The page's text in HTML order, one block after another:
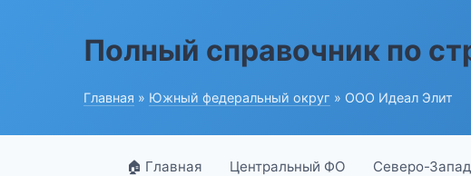
Полный справочник по
Главная » Южный федеральный округ » ООО Идеал Элит
🏠 Главная Центральный ФО Северо-